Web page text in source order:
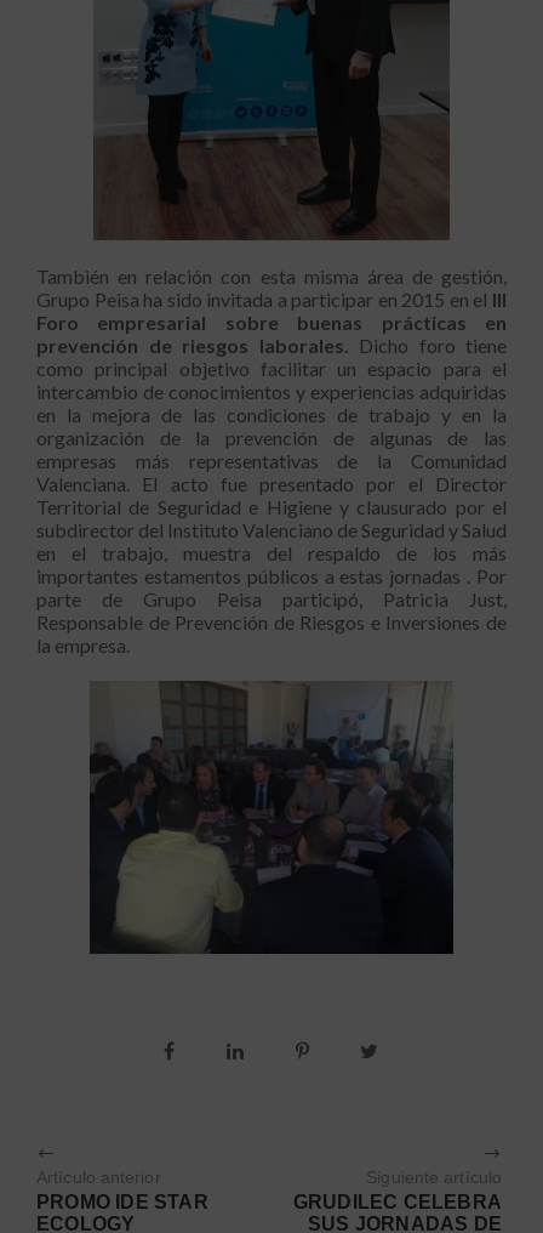
También en relación con esta misma área de gestión,
Grupo Peisa ha sido invitada a participar en 2015 en el III
Foro empresarial sobre buenas prácticas en
prevención de riesgos laborales. Dicho foro tiene
como principal objetivo facilitar un espacio para el
intercambio de conocimientos y experiencias adquiridas
en la mejora de las condiciones de trabajo y en la
organización de la prevención de algunas de las
empresas más representativas de la Comunidad
Valenciana. El acto fue presentado por el Director
Territorial de Seguridad e Higiene y clausurado por el
subdirector del Instituto Valenciano de Seguridad y Salud
en el trabajo, muestra del respaldo de los más
importantes estamentos públicos a estas jornadas . Por
parte de Grupo Peisa participó, Patricia Just,
Responsable de Prevención de Riesgos e Inversiones de
la empresa.
Artículo anterior
PROMO IDE STAR
ECOLOGY
Siguiente artículo
GRUDILEC CELEBRA
SUS JORNADAS DE